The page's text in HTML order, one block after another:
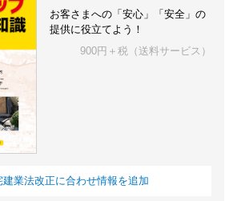
お客さまへの「安心」「安全」の
提供に役立てよう！
900円＋税（送料サービス）
建業法改正に合わせ情報を追加